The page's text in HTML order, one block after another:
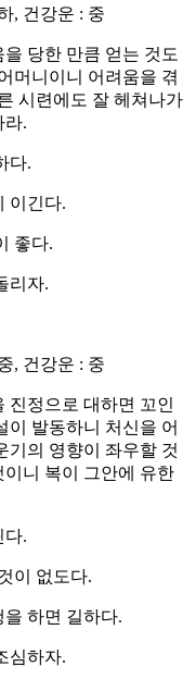
, 건강운 : 중
당한 만큼 얻는 것도
머니이니 어려움을 겪
시련에도 잘 헤쳐나가
라.
다.
이긴다.
좋다.
리자.
, 건강운 : 중
진정으로 대하면 꼬인
이 발동하니 처신을 어
기의 영향이 좌우할 것
니 복이 그안에 유한
다.
이 없도다.
하면 길하다.
심하자.